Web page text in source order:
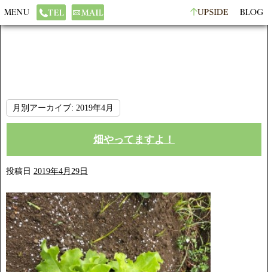
月別アーカイブ: 2019年4月
畑やってますよ！
投稿日 2019年4月29日